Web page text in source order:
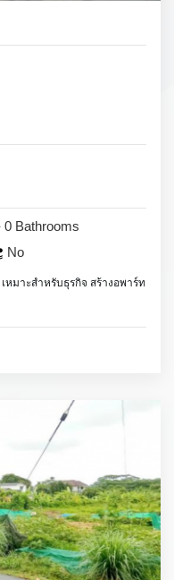
0 Bathrooms
No
หมาะสำหรับธุรกิจ สร้างอพาร์ท
land size 48 sq.wa.(192